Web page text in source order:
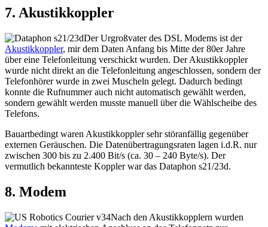
7. Akustikkoppler
Der Urgroßvater des DSL Modems ist der
Akustikkoppler, mir dem Daten Anfang bis Mitte der 80er Jahre
über eine Telefonleitung verschickt wurden. Der Akustikkoppler
wurde nicht direkt an die Telefonleitung angeschlossen, sondern der
Telefonhörer wurde in zwei Muscheln gelegt. Dadurch bedingt
konnte die Rufnummer auch nicht automatisch gewählt werden,
sondern gewählt werden musste manuell über die Wählscheibe des
Telefons.
Bauartbedingt waren Akustikkoppler sehr störanfällig gegenüber
externen Geräuschen. Die Datenübertragungsraten lagen i.d.R. nur
zwischen 300 bis zu 2.400 Bit/s (ca. 30 – 240 Byte/s). Der
vermutlich bekannteste Koppler war das Dataphon s21/23d.
8. Modem
Nach den Akustikkopplern wurden